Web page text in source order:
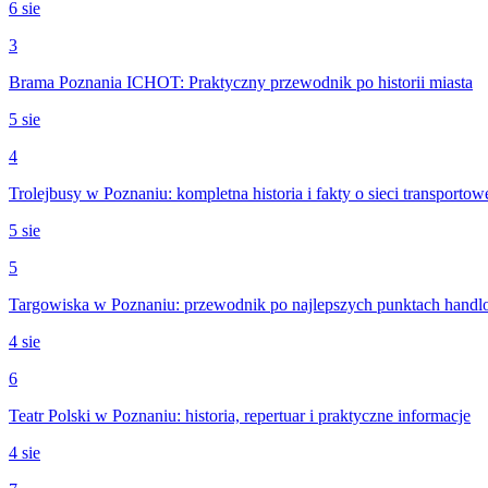
6 sie
3
Brama Poznania ICHOT: Praktyczny przewodnik po historii miasta
5 sie
4
Trolejbusy w Poznaniu: kompletna historia i fakty o sieci
5 sie
5
Targowiska w Poznaniu: przewodnik po najlepszych punktach
4 sie
6
Teatr Polski w Poznaniu: historia, repertuar i praktyczne informacje
4 sie